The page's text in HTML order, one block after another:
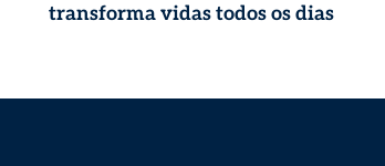
transforma vidas todos os dias